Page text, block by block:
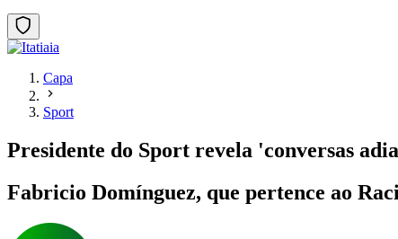
Capa
Sport
Presidente do Sport revela 'conversas
Fabricio Domínguez, que pertence ao